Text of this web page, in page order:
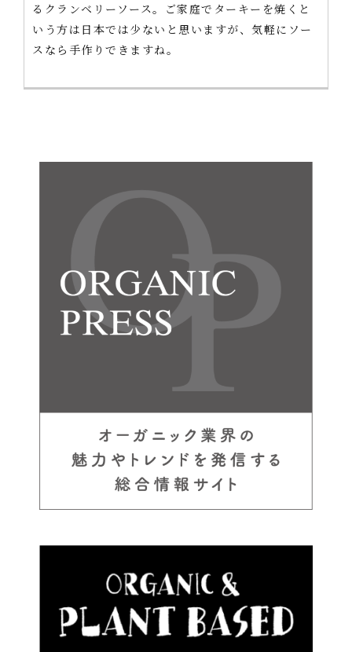
るクランベリーソース。ご家庭でターキーを焼くと
いう方は日本では少ないと思いますが、気軽にソー
スなら手作りできますね。